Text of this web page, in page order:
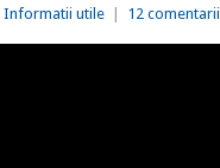
Informatii utile 12 comentarii